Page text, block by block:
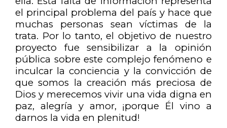
el principal problema del país y hace que
muchas personas sean víctimas de la
trata. Por lo tanto, el objetivo de nuestro
proyecto fue sensibilizar a la opinión
pública sobre este complejo fenómeno e
inculcar la conciencia y la convicción de
que somos la creación más preciosa de
Dios y merecemos vivir una vida digna en
paz, alegría y amor, ¡porque Él vino a
darnos la vida en plenitud!